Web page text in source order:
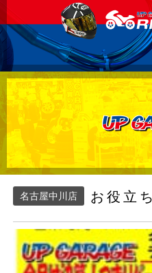
名古屋中川店 お役立